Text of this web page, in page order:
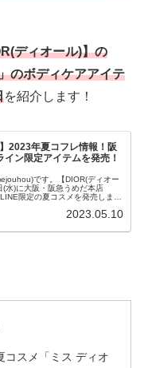
ディオール)】の
のボディケアアイテ
を紹介します！
2023年夏コフレ情報！阪
ン限定アイテムを発売！
です。【DIOR(ディオー
水)に大阪・阪急うめだ本店
限定の夏コスメを発売しま
2023.05.10
コスメ「ミス ディオ